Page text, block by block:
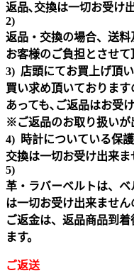
返品､交換は一切お受け
2)
返品・交換の場合、送料
お客様のご負担とさせて
3) 店頭にてお買上げ頂
買い求め頂いておりま
あっても､ご返品はお受
※ご返品のお取り扱いが
4) 時計についている保
交換は一切お受け出来ま
5)
革・ラバーベルトは、
は一切お受け出来ません
ご返金は、返品商品到
ます。
ご返送